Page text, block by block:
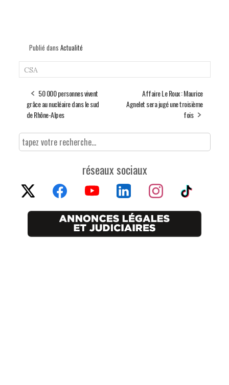
Publié dans Actualité
CSA
50 000 personnes vivent
grâce au nucléaire dans le sud
de Rhône-Alpes
Affaire Le Roux : Maurice
Agnelet sera jugé une troisième
fois
réseaux sociaux